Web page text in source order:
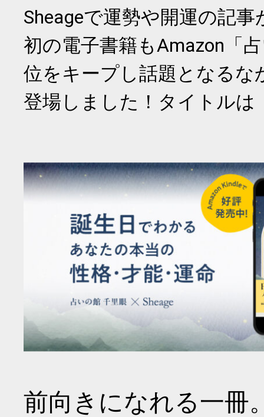
Sheageで運勢や開運の記
初の電子書籍もAmazon「
位をキープし話題となるな
登場しました！タイトルは
前向きになれる一冊